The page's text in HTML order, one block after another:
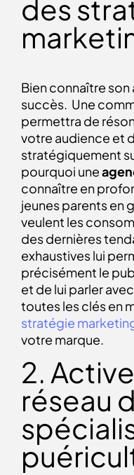
des
Bien connaître
succès. Une
permettra de
votre audience et
stratégiquement
pourquoi une
connaître en
jeunes parents en
veulent les
des dernières
exhaustives lui
précisément le
et de lui parler
toutes les clés en
stratégie
votre marque.
2.
réseau